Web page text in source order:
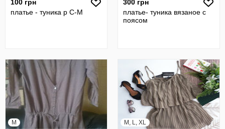
100 грн
платье - туника р С-М
300 грн
платье- туника вязаное с
поясом
M M, L, XL